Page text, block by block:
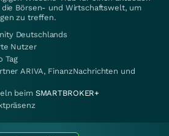
Börsen- und Wirtschaftswelt, um
zu treffen.
Deutschlands
Nutzer
Tag
ARIVA, FinanzNachrichten und
beim SMARTBROKER+